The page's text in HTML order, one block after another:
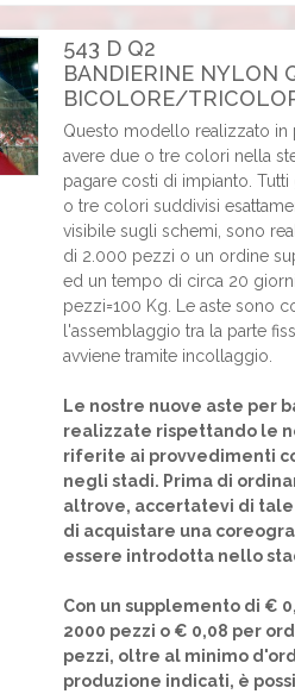
543 D Q2
BANDIERINE NYLON
BICOLORE/
Questo modello realizzato in
avere due o tre colori nella
pagare costi di impianto.
o tre colori suddivisi
visibile sugli schemi, sono
di 2.000 pezzi o un ordine
ed un tempo di circa 20
pezzi=100 Kg. Le aste sono
l'assemblaggio tra la parte
avviene tramite incollaggio.
Le nostre nuove aste per
realizzate rispettando le
riferite ai provvedimenti
negli stadi. Prima di
altrove, accertatevi di
di acquistare una
essere introdotta nello
Con un supplemento di €
2000 pezzi o € 0,08 per
pezzi, oltre al minimo
produzione indicati, è